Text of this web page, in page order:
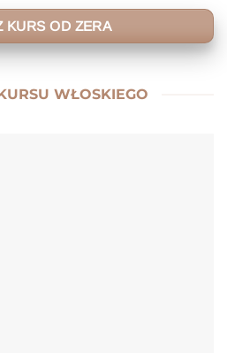
KURS OD ZERA
WŁOSKIEGO